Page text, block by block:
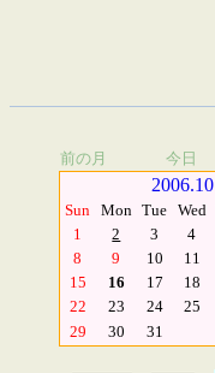
前の月 今日
2006.10
Sun Mon Tue Wed
1
2 3 4
8
9 10 11
15
16 17 18
22
23 24 25
29
30 31